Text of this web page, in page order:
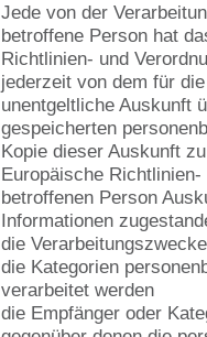
Jede von der
betroffene Person hat
Richtlinien- und
jederzeit von dem für
unentgeltliche Auskunft
gespeicherten
Kopie dieser Auskunft
Europäische
betroffenen Person
Informationen
die Verarbeitungszwecke
die Kategorien
verarbeitet werden
die Empfänger oder